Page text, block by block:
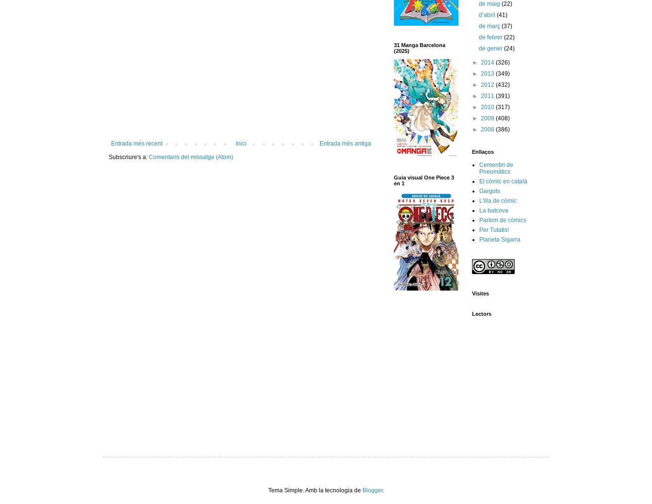
Entrada més recent Entrada més antiga
Inici
Subscriure's a: Comentaris del missatge (Atom)
31 Manga Barcelona
(2025)
Guia visual One Piece 3
en 1
de maig(22)
d’abril(41)
de març(37)
de febrer(22)
de gener(24)
► 2014 (326)
► 2013 (349)
► 2012 (432)
► 2011 (391)
► 2010 (317)
► 2009 (408)
► 2008 (386)
Enllaços
Cementiri de
Pneumàtics
El còmic en català
Gargots
L'illa de còmic
La batcova
Parlem de còmics
Per Tutatis!
Planeta Sigarra
Visites
Lectors
Tema Simple. Amb la tecnologia de Blogger.